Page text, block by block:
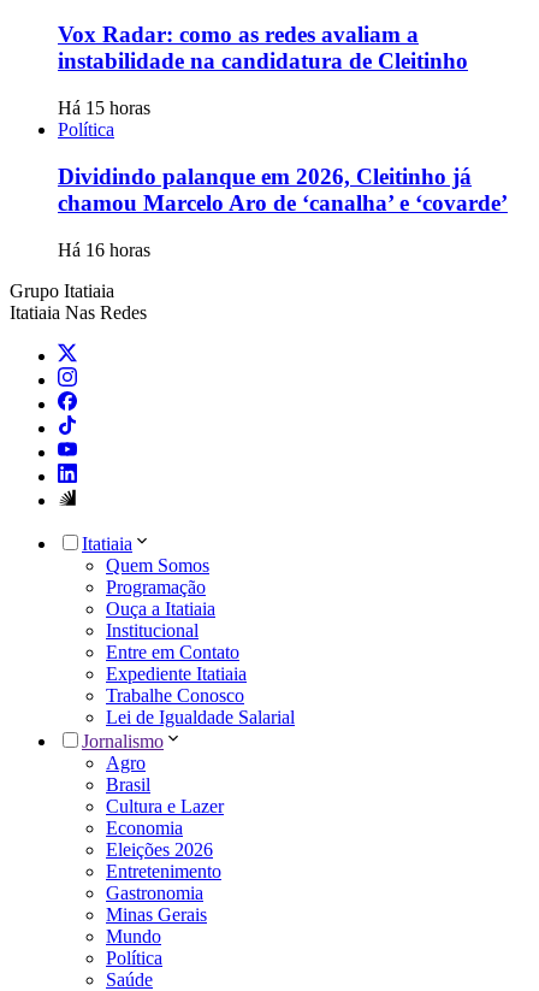
Vox Radar: como as redes avaliam a
instabilidade na candidatura de Cleitinho
Há 15 horas
Política
Dividindo palanque em 2026, Cleitinho já
chamou Marcelo Aro de ‘canalha’ e ‘covarde’
Há 16 horas
Grupo Itatiaia
Itatiaia Nas Redes
Itatiaia
Quem Somos
Programação
Ouça a Itatiaia
Institucional
Entre em Contato
Expediente Itatiaia
Trabalhe Conosco
Lei de Igualdade Salarial
Jornalismo
Agro
Brasil
Cultura e Lazer
Economia
Eleições 2026
Entretenimento
Gastronomia
Minas Gerais
Mundo
Política
Saúde